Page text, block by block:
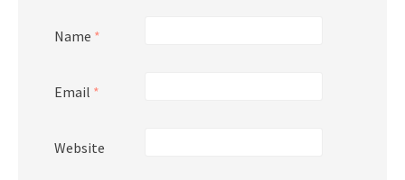
Name *
Email *
Website